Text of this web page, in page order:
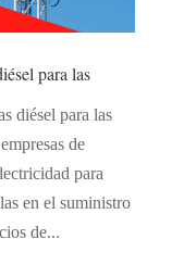
para las
diésel para las
de
para
en el suministro
de...